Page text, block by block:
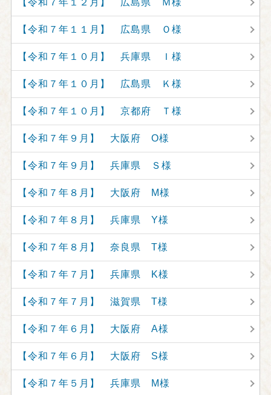
【令和７年１２月】 広島県 Ｍ様
【令和７年１１月】 広島県 Ｏ様
【令和７年１０月】 兵庫県 Ｉ様
【令和７年１０月】 広島県 Ｋ様
【令和７年１０月】 京都府 Ｔ様
【令和７年９月】 大阪府 O様
【令和７年９月】 兵庫県 Ｓ様
【令和７年８月】 大阪府 M様
【令和７年８月】 兵庫県 Y様
【令和７年８月】 奈良県 T様
【令和７年７月】 兵庫県 K様
【令和７年７月】 滋賀県 T様
【令和７年６月】 大阪府 A様
【令和７年６月】 大阪府 S様
【令和７年５月】 兵庫県 M様